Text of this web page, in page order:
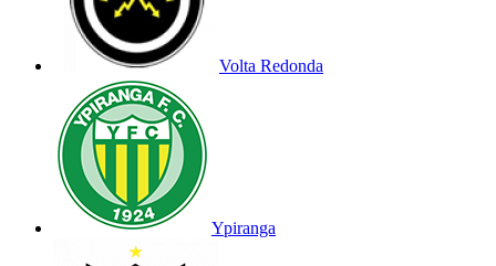
Volta Redonda
Ypiranga